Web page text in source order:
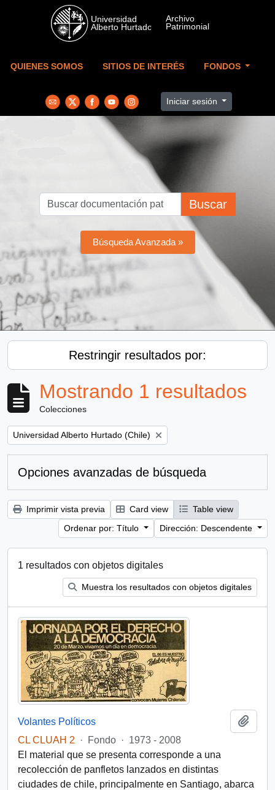
Skip to main content
QUIENES SOMOS SITIOS DE INTERÉS FONDOS
Iniciar sesión
Buscar
Búsqueda Avanzada »
Restringir resultados por:
Mostrando 1 resultados
Colecciones
Remove filter:
Universidad Alberto Hurtado (Chile)
Opciones avanzadas de búsqueda
Imprimir vista previa Card view
Table view
Ordenar por: Título
Dirección: Descendente
1 resultados con objetos digitales
Muestra los resultados con objetos digitales
Volantes Políticos
CL CLUAH 2
· Fondo · 1973 - 2008
El material que se presenta corresponde a una
recolección de panfletos lanzados en distintas
ciudades de chile, principalmente en Santiago, abarca